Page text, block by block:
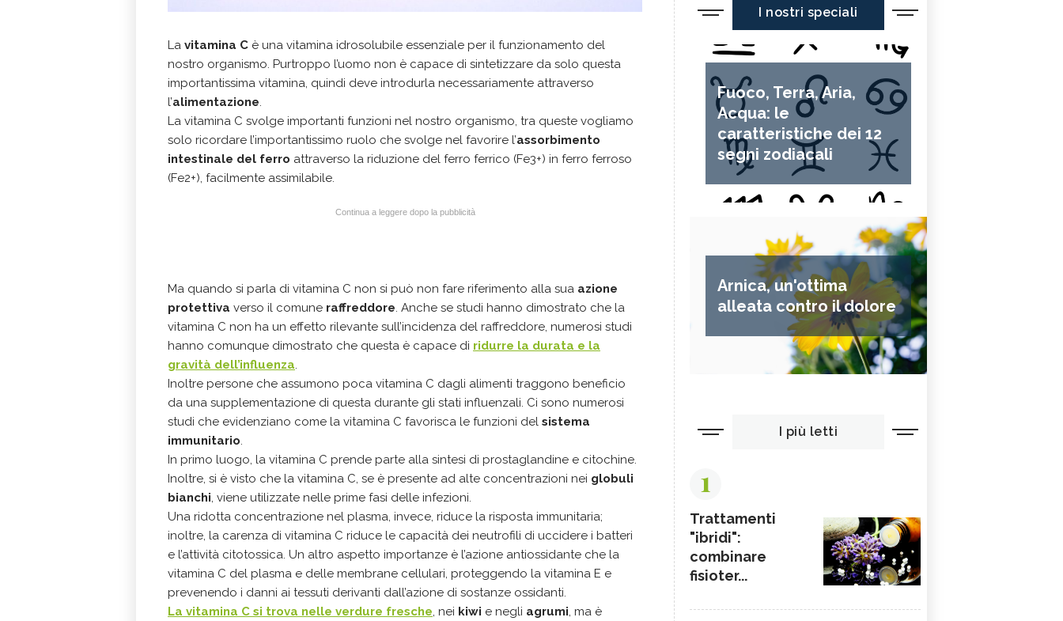
La vitamina C è una vitamina idrosolubile essenziale per il funzionamento del
nostro organismo. Purtroppo l’uomo non è capace di sintetizzare da solo questa
importantissima vitamina, quindi deve introdurla necessariamente attraverso
l’alimentazione.
La vitamina C svolge importanti funzioni nel nostro organismo, tra queste vogliamo
solo ricordare l’importantissimo ruolo che svolge nel favorire l’assorbimento
intestinale del ferro attraverso la riduzione del ferro ferrico (Fe3+) in ferro ferroso
(Fe2+), facilmente assimilabile.
Continua a leggere dopo la pubblicità
Ma quando si parla di vitamina C non si può non fare riferimento alla sua azione
protettiva verso il comune raffreddore. Anche se studi hanno dimostrato che la
vitamina C non ha un effetto rilevante sull’incidenza del raffreddore, numerosi studi
hanno comunque dimostrato che questa è capace di ridurre la durata e la
gravità dell’influenza.
Inoltre persone che assumono poca vitamina C dagli alimenti traggono beneficio
da una supplementazione di questa durante gli stati influenzali. Ci sono numerosi
studi che evidenziano come la vitamina C favorisca le funzioni del sistema
immunitario.
In primo luogo, la vitamina C prende parte alla sintesi di prostaglandine e citochine.
Inoltre, si è visto che la vitamina C, se è presente ad alte concentrazioni nei globuli
bianchi, viene utilizzate nelle prime fasi delle infezioni.
Una ridotta concentrazione nel plasma, invece, riduce la risposta immunitaria;
inoltre, la carenza di vitamina C riduce le capacità dei neutrofili di uccidere i batteri
e l’attività citotossica. Un altro aspetto importanze è l’azione antiossidante che la
vitamina C del plasma e delle membrane cellulari, proteggendo la vitamina E e
prevenendo i danni ai tessuti derivanti dall’azione di sostanze ossidanti.
La vitamina C si trova nelle verdure fresche, nei kiwi e negli agrumi, ma è
I nostri speciali
Fuoco, Terra, Aria,
Acqua: le
caratteristiche dei 12
segni zodiacali
Arnica, un'ottima
alleata contro il dolore
I più letti
1
Trattamenti
"ibridi":
combinare
fisioter...